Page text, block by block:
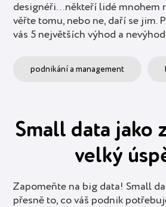
designéři…někteří lidé mnohem
věřte tomu, nebo ne, daří se jim.
vás 5 největších výhod a nevýhod
podnikání a management
Small data jako
velký
Zapomeňte na big data! Small
přesně to, co váš podnik